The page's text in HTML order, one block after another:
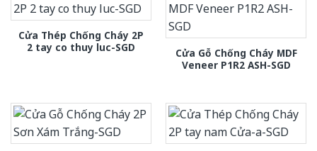
Cửa Thép Chống Cháy 2P
2 tay co thuy luc-SGD
Cửa Gỗ Chống Cháy MDF
Veneer P1R2 ASH-SGD